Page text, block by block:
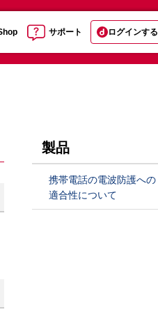
サポート ログインする
製品
携帯電話の電波防護への
適合性について